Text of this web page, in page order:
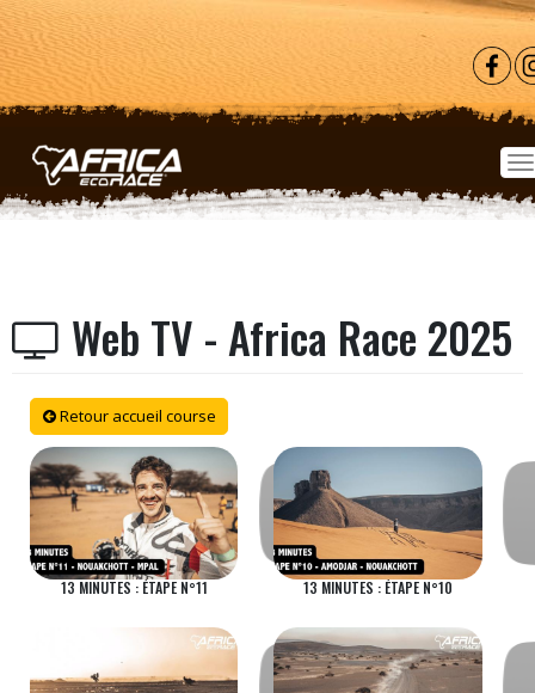
Aller au contenu principal
Web TV - Africa Race 2025
Retour accueil course
13 MINUTES : ÉTAPE N°11 13 MINUTES : ÉTAPE N°10